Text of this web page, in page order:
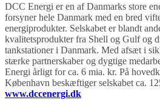
DCC Energi er en af Danmarks store
forsyner hele Danmark med en bred
energiprodukter. Selskabet er blandt
kvalitetsprodukter fra Shell og Gulf og
tankstationer i Danmark. Med afsæt i
stærke partnerskaber og dygtige
Energi årligt for ca. 6 mia. kr. På
København beskæftiger selskabet ca.
www.dccenergi.dk